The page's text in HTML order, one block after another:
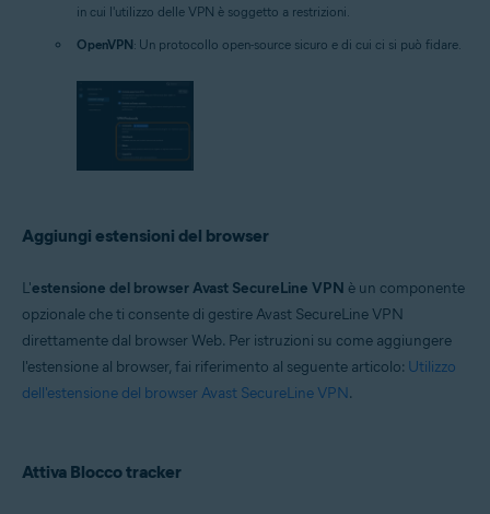
in cui l'utilizzo delle VPN è soggetto a restrizioni.
OpenVPN: Un protocollo open-source sicuro e di cui ci si può fidare.
Aggiungi estensioni del browser
L'estensione del browser Avast SecureLine VPN è un componente
opzionale che ti consente di gestire Avast SecureLine VPN
direttamente dal browser Web. Per istruzioni su come aggiungere
l'estensione al browser, fai riferimento al seguente articolo: Utilizzo
dell'estensione del browser Avast SecureLine VPN.
Attiva Blocco tracker